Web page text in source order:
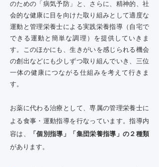
のための「病気予防」と、さらに、精神的、社
会的な健康に目を向けた取り組みとして適度な
運動と管理栄養士による実践栄養指導（自宅で
できる運動と簡単な調理）を提供していきま
す。このほかにも、生きがいを感じられる機会
の創出などにも少しずつ取り組んでいき、三位
一体の健康につながる仕組みを考えて行きま
す。
お薬に代わる治療として、専属の管理栄養士に
よる食事・運動指導を行なっています。指導内
容は、
「個別指導」「集団栄養指導」の２種類
があります。